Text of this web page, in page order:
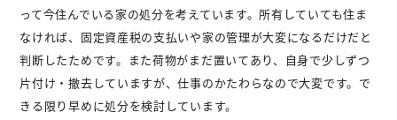
って今住んでいる家の処分を考えています。所有していても住ま
なければ、固定資産税の支払いや家の管理が大変になるだけだと
判断したためです。また荷物がまだ置いてあり、自身で少しずつ
片付け・撤去していますが、仕事のかたわらなので大変です。で
きる限り早めに処分を検討しています。